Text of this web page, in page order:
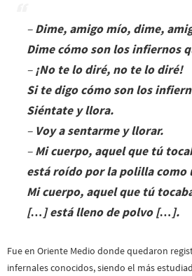
r
a
–Dime, amigo mío, dime,
Dime cómo son los infiernos
– ¡No te lo diré, no te lo diré!
Si te digo cómo son los
Siéntate y llora.
– Voy a sentarme y llorar.
–Mi cuerpo, aquel que tú
está roído por la polilla como
Mi cuerpo, aquel que tú
[…] está lleno de polvo […].
Fue en Oriente Medio donde quedaron
infernales conocidos, siendo el más